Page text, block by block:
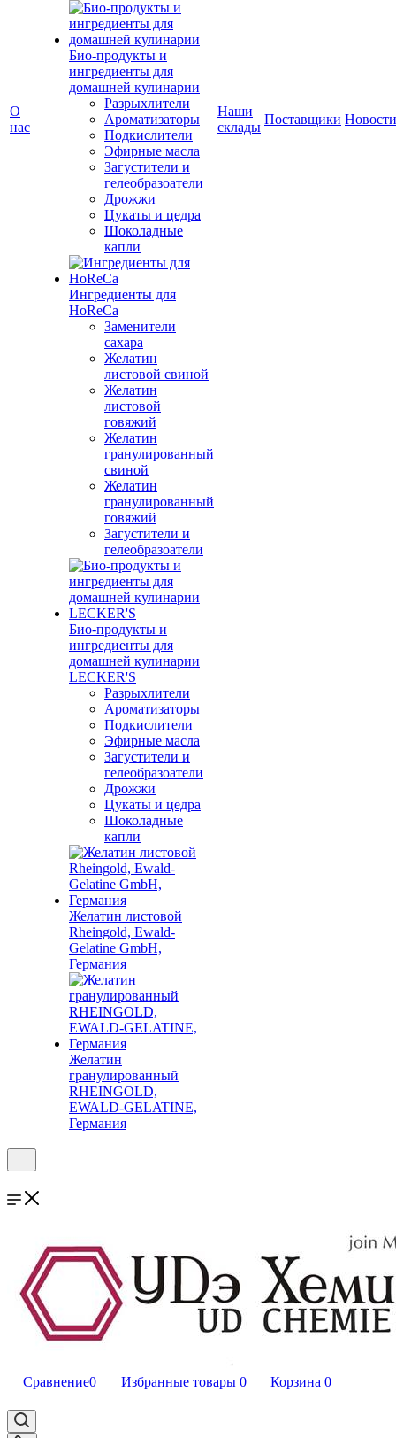
О
нас
Био-продукты и
ингредиенты для
домашней кулинарии
Разрыхлители
Ароматизаторы
Подкислители
Эфирные масла
Загустители и
гелеобразоатели
Дрожжи
Цукаты и цедра
Шоколадные
капли
Ингредиенты для
HoReCa
Заменители
сахара
Желатин
листовой свиной
Желатин
листовой
говяжий
Желатин
гранулированный
свиной
Желатин
гранулированный
говяжий
Загустители и
гелеобразоатели
Био-продукты и
ингредиенты для
домашней кулинарии
LECKER'S
Разрыхлители
Ароматизаторы
Подкислители
Эфирные масла
Загустители и
гелеобразоатели
Дрожжи
Цукаты и цедра
Шоколадные
капли
Желатин листовой
Rheingold, Ewald-
Gelatine GmbH,
Германия
Желатин
гранулированный
RHEINGOLD,
EWALD-GELATINE,
Германия
Наши
склады
Поставщики Новости
Сравнение0 Избранные товары 0 Корзина 0